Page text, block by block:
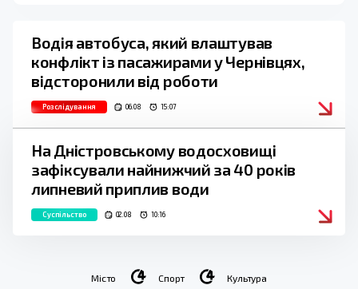
Водія автобуса, який влаштував
конфлікт із пасажирами у Чернівцях,
відсторонили від роботи
Розслідування 06.08 15:07
На Дністровському водосховищі
зафіксували найнижчий за 40 років
липневий приплив води
Суспільство 02.08 10:16
Місто Спорт Культура